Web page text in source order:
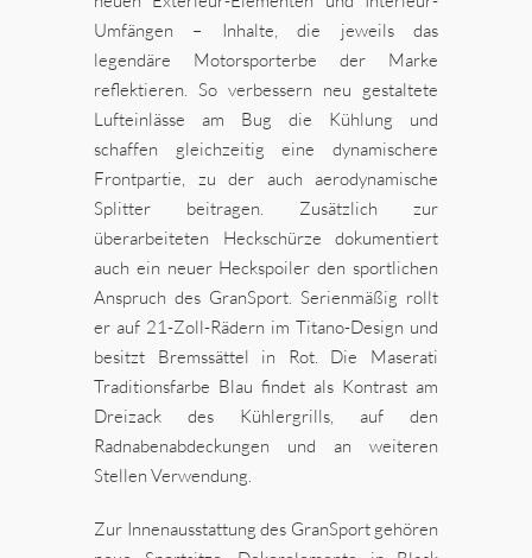
Umfängen – Inhalte, die jeweils das
legendäre Motorsporterbe der Marke
reflektieren. So verbessern neu gestaltete
Lufteinlässe am Bug die Kühlung und
schaffen gleichzeitig eine dynamischere
Frontpartie, zu der auch aerodynamische
Splitter beitragen. Zusätzlich zur
überarbeiteten Heckschürze dokumentiert
auch ein neuer Heckspoiler den sportlichen
Anspruch des GranSport. Serienmäßig rollt
er auf 21-Zoll-Rädern im Titano-Design und
besitzt Bremssättel in Rot. Die Maserati
Traditionsfarbe Blau findet als Kontrast am
Dreizack des Kühlergrills, auf den
Radnabenabdeckungen und an weiteren
Stellen Verwendung.
Zur Innenausstattung des GranSport gehören